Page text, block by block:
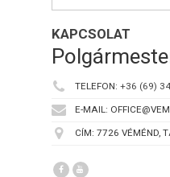
KAPCSOLAT
TELEFON: +36 (69)
E-MAIL:
CÍM: 7726 VÉMÉND,